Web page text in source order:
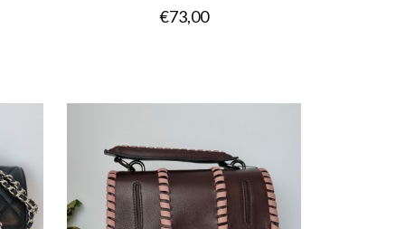
€73,00